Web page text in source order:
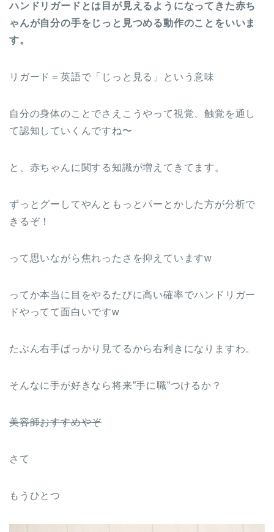
ハンドリガードとは目が見えるようになってきた赤ち
ゃんが自分の手をじっと見つめる動作のことをいいま
す。
リガード＝英語で「じっと見る」という意味
自分の身体のことでさえこうやって視覚、触覚を通し
て認知していくんですね〜
と、赤ちゃんに関する知識が増えてきてます。
ずっとグーしてやんともっとパーとかした方が分析で
きるぞ！
って思いながら焦れったさを抑えていますw
ってか本当に目をやるたびに高い確率でハンドリガー
ドやってて面白いですw
たぶん右手ばっかり見てるから右利きになりますわ。
そんなに手が好きなら将来”手に職”つけるか？
美容師おすすめやぞ
さて
もうひとつ